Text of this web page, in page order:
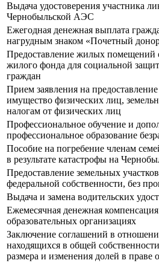
Выдача удостоверения участника
Чернобыльской АЭС
Ежегодная денежная выплата
нагрудным знаком «Почетный
Предоставление жилых помещений
жилого фонда для социальной
граждан
Прием заявления на
имущество физических лиц,
налогам от физических лиц
Профессиональное обучение и
профессиональное образование
Пособие на погребение членам
в результате катастрофы на
Предоставление земельных
федеральной собственности, без
Выдача и замена водительских
Ежемесячная денежная
образовательных организациях
Заключение соглашений в
находящихся в общей
размера и изменения долей в праве